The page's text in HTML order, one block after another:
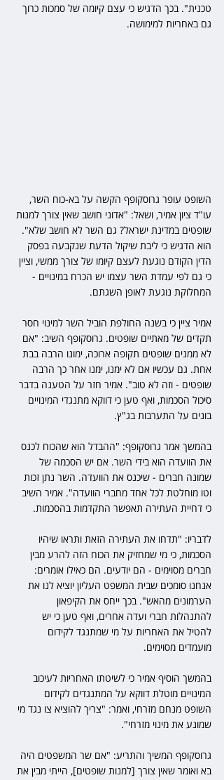
טכנית". בכך הדגיש כי עצם קיומה של סמכות כרוך
גם באחריות למימושה.
השופט עופר גרוסקופף הקשה על בא-כוח השר,
עו"ד ציון אמיר, ושאל: "אדוני חושב שאין צורך למנות
שופטים במדינת ישראל? גם השר לא חושב שלא".
הוא הדגיש כי ליבת שיקול הדעת שנקבעה בפסק
הדין הקודם נוגעת לעצם קיומו של צורך ממשי, וציין
כי גם לפי עמדת השר עצמו יש הכרח במינויים -
המחלוקת נוגעת לאופן השגתם.
אמיר ציין כי בשנה החולפת הוביל השר למינוי חסר
תקדים של מאתיים שופטים. גרוסקופף השיב: "אם
לא ממנים שופטים תקופה ארוכה, ימונו הרבה בבת
אחת. גם עכשיו אם לא ימנו, ימנו אחר כך הרבה
שופטים - וזה לא טוב". אמיר חזר על הטענה בדבר
סיכול הסכמות, ואף טען כי דווקא מתנגדי המינויים
בונים על התערבות בג"ץ.
בהמשך אמר גרוסקופף: "ההבדל הוא שהכוח לכנס
את הוועדה הוא בידי השר. אם יש הסכמה של
שמונה חברים - שיכנס את הוועדה. השר נתן זכות
וטו מוחלטת לכל אחד מחברי הוועדה". אמיר השיב
כי דחיית העתירה תאפשר התקדמות בהסכמות.
לדבריו: "תדחו את העתירה הזאת ותראו שיהיו
הסכמות, כי מי שמחזיק את הכוח הזה להרע מבין
חברים מסוימים - הם יודעים. הם כאילו אומרים:
אנחנו סומכים שבית המשפט העליון יוציא לנו את
הערמונים מהאש". בכך ייחס את הקיפאון
להתנהלות חברי ועדה אחרים, ואף טען כי יש
להטיל את האחריות על מי שמתנגד לקידום
מועמדים מסוימים.
בהמשך הוסיף אמיר כי לשיטתו האחריות לעיכוב
המינויים מוטלת דווקא על המתנגדים לקידום
השופט מנחם מזרחי, ואמר: "צריך להוציא צו נגד מי
שמונע את מינוי מזרחי".
גרוסקופף המשיך והתריע: "אם שר המשפטים היה
בא ואומר שאין צורך [למנות שופטים], הייתי מבין את